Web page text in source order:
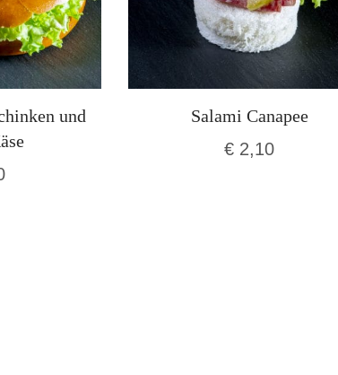
und
Salami Canapee
€ 2,10